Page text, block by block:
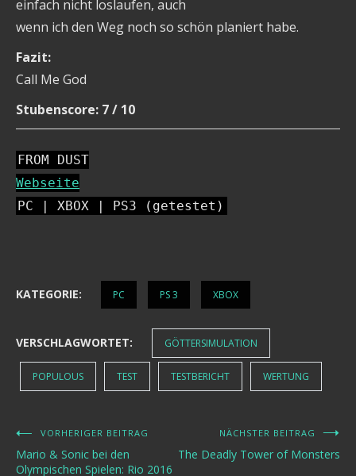
einfach nicht loslaufen, auch
wenn ich den Weg noch so schön planiert habe.
Fazit:
Call Me God
Stubenscore: 7 / 10
FROM DUST
Webseite
PC | XBOX | PS3 (getestet)
KATEGORIE: PC PS 3 XBOX
VERSCHLAGWORTET: GÖTTERSIMULATION
POPULOUS TEST TESTBERICHT WERTUNG
Beitragsnavigation
VORHERIGER BEITRAG
Mario & Sonic bei den
Olympischen Spielen: Rio 2016
NÄCHSTER BEITRAG
The Deadly Tower of Monsters